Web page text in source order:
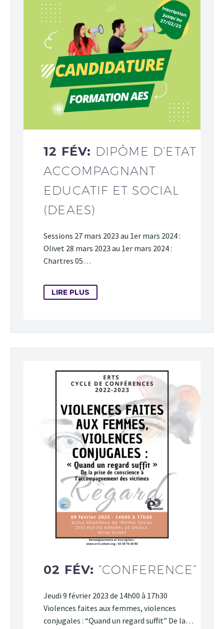
12 FÉV: DIPÔME D’ETAT
ACCOMPAGNANT
EDUCATIF ET SOCIAL
(DEAES)
Sessions 27 mars 2023 au 1er mars 2024 :
Olivet 28 mars 2023 au 1er mars 2024 :
Chartres 05…
LIRE PLUS
02 FÉV: “CONFERENCE”
Jeudi 9 février 2023 de 14h00 à 17h30
Violences faites aux femmes, violences
conjugales : “Quand un regard suffit” De la…